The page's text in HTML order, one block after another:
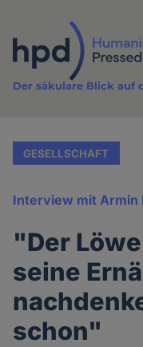
Inhalt
Der säkulare Blick auf
GESELLSCHAFT
Interview mit Armin
"Der
seine
schon"